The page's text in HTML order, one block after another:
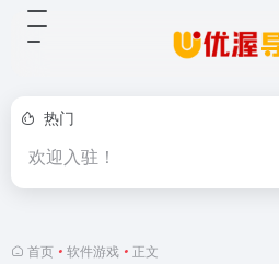
热门
欢迎入驻！
首页 • 软件游戏 • 正文